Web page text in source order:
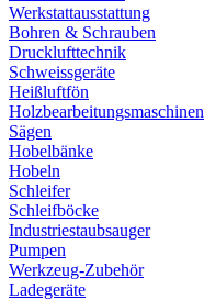
Werkstattausstattung
Bohren & Schrauben
Drucklufttechnik
Schweissgeräte
Heißluftfön
Holzbearbeitungsmaschinen
Sägen
Hobelbänke
Hobeln
Schleifer
Schleifböcke
Industriestaubsauger
Pumpen
Werkzeug-Zubehör
Ladegeräte